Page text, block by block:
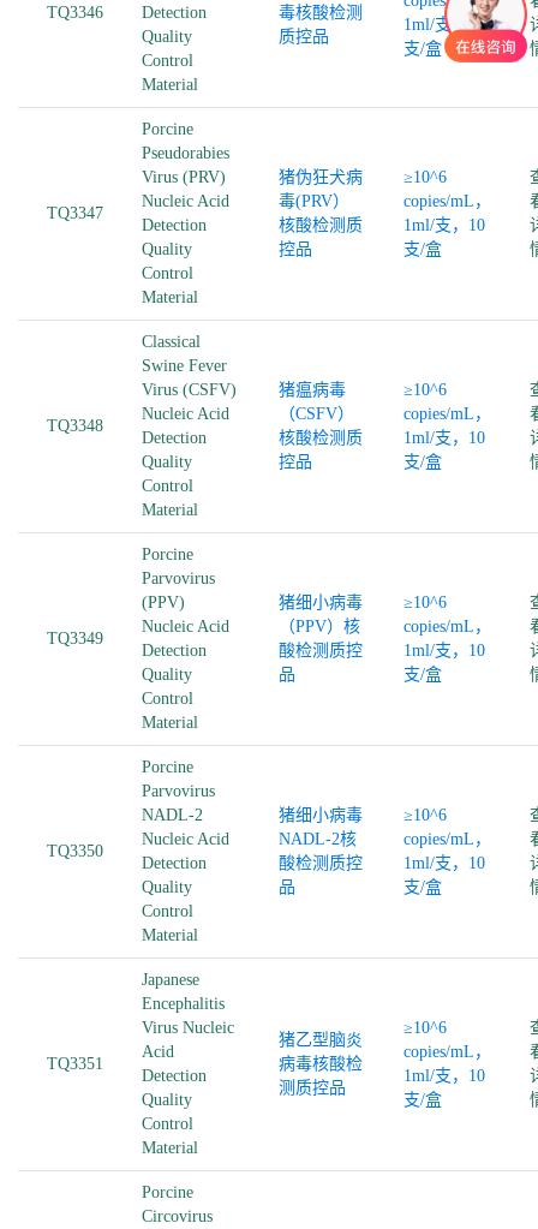
TQ3346
Detection
Quality
Control
Material
毒核酸检测
质控品
1ml/支，10
支/盒
TQ3347
Porcine
Pseudorabies
Virus (PRV)
Nucleic Acid
Detection
Quality
Control
Material
猪伪狂犬病
毒(PRV）
核酸检测质
控品
≥10^6
copies/mL，
1ml/支，10
支/盒
TQ3348
Classical
Swine Fever
Virus (CSFV)
Nucleic Acid
Detection
Quality
Control
Material
猪瘟病毒
（CSFV）
核酸检测质
控品
≥10^6
copies/mL，
1ml/支，10
支/盒
TQ3349
Porcine
Parvovirus
(PPV)
Nucleic Acid
Detection
Quality
Control
Material
猪细小病毒
（PPV）核
酸检测质控
品
≥10^6
copies/mL，
1ml/支，10
支/盒
TQ3350
Porcine
Parvovirus
NADL-2
Nucleic Acid
Detection
Quality
Control
Material
猪细小病毒
NADL-2核
酸检测质控
品
≥10^6
copies/mL，
1ml/支，10
支/盒
TQ3351
Japanese
Encephalitis
Virus Nucleic
Acid
Detection
Quality
Control
Material
猪乙型脑炎
病毒核酸检
测质控品
≥10^6
copies/mL，
1ml/支，10
支/盒
Porcine
Circovirus